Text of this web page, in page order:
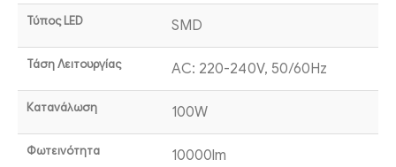
Τύπος LED SMD
Τάση Λειτουργίας AC: 220-240V, 50/60Hz
Κατανάλωση 100W
Φωτεινότητα 10000lm